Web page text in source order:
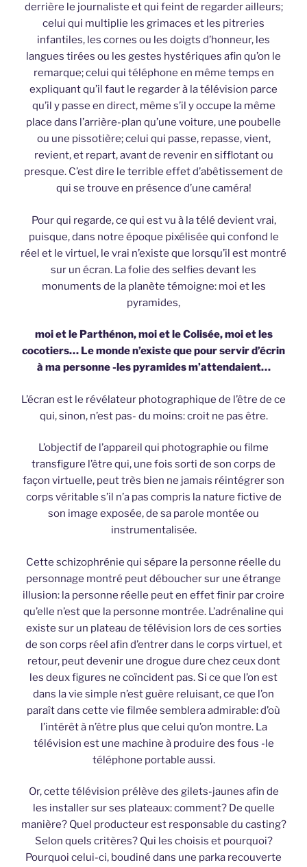
derrière le journaliste et qui feint de regarder ailleurs;
celui qui multiplie les grimaces et les pitreries
infantiles, les cornes ou les doigts d’honneur, les
langues tirées ou les gestes hystériques afin qu’on le
remarque; celui qui téléphone en même temps en
expliquant qu’il faut le regarder à la télévision parce
qu’il y passe en direct, même s’il y occupe la même
place dans l’arrière-plan qu’une voiture, une poubelle
ou une pissotière; celui qui passe, repasse, vient,
revient, et repart, avant de revenir en sifflotant ou
presque. C’est dire le terrible effet d’abêtissement de
qui se trouve en présence d’une caméra!
Pour qui regarde, ce qui est vu à la télé devient vrai,
puisque, dans notre époque pixélisée qui confond le
réel et le virtuel, le vrai n’existe que lorsqu’il est montré
sur un écran. La folie des selfies devant les
monuments de la planète témoigne: moi et les
pyramides,
moi et le Parthénon, moi et le Colisée, moi et les
cocotiers… Le monde n’existe que pour servir d’écrin
à ma personne -les pyramides m’attendaient…
L’écran est le révélateur photographique de l’être de ce
qui, sinon, n’est pas- du moins: croit ne pas être.
L’objectif de l’appareil qui photographie ou filme
transfigure l’être qui, une fois sorti de son corps de
façon virtuelle, peut très bien ne jamais réintégrer son
corps véritable s’il n’a pas compris la nature fictive de
son image exposée, de sa parole montée ou
instrumentalisée.
Cette schizophrénie qui sépare la personne réelle du
personnage montré peut déboucher sur une étrange
illusion: la personne réelle peut en effet finir par croire
qu’elle n’est que la personne montrée. L’adrénaline qui
existe sur un plateau de télévision lors de ces sorties
de son corps réel afin d’entrer dans le corps virtuel, et
retour, peut devenir une drogue dure chez ceux dont
les deux figures ne coïncident pas. Si ce que l’on est
dans la vie simple n’est guère reluisant, ce que l’on
paraît dans cette vie filmée semblera admirable: d’où
l’intérêt à n’être plus que celui qu’on montre. La
télévision est une machine à produire des fous -le
téléphone portable aussi.
Or, cette télévision prélève des gilets-jaunes afin de
les installer sur ses plateaux: comment? De quelle
manière? Quel producteur est responsable du casting?
Selon quels critères? Qui les choisis et pourquoi?
Pourquoi celui-ci, boudiné dans une parka recouverte